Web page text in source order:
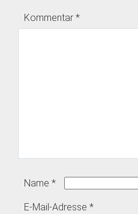
Kommentar *
Name *
E-Mail-Adresse *